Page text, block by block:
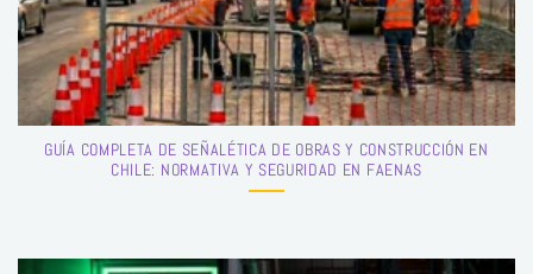
GUÍA COMPLETA DE SEÑALÉTICA DE OBRAS Y CONSTRUCCIÓN EN
CHILE: NORMATIVA Y SEGURIDAD EN FAENAS